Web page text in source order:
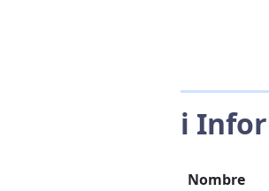
ℹ️
Nombre